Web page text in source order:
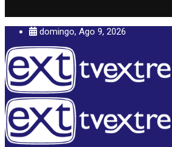
domingo, Ago 9, 2026